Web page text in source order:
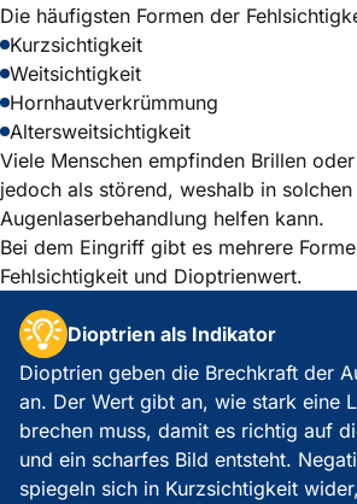
Die häufigsten Formen der
Kurzsichtigkeit
Weitsichtigkeit
Hornhautverkrümmung
Altersweitsichtigkeit
Viele Menschen empfinden Brillen
jedoch als störend, weshalb in solchen
Augenlaserbehandlung helfen kann.
Bei dem Eingriff gibt es mehrere
Fehlsichtigkeit und Dioptrienwert.
Dioptrien als Indikator
Dioptrien geben die Brechkraft der
an. Der Wert gibt an, wie stark eine
brechen muss, damit es richtig auf
und ein scharfes Bild entsteht.
spiegeln sich in Kurzsichtigkeit